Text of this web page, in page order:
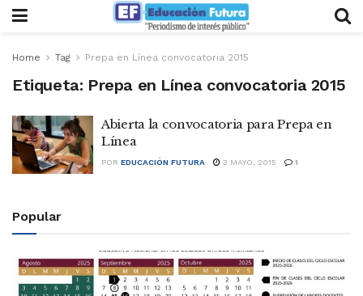
Home Tag Prepa en Línea convocatoria 2015
Etiqueta: Prepa en Línea convocatoria 2015
Abierta la convocatoria para Prepa en
Línea
POR EDUCACIÓN FUTURA 3 MAYO, 2015 1
Popular